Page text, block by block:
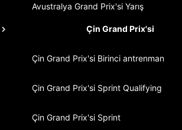
Avustralya Grand Prix'si Yarış
Çin Grand Prix'si
Çin Grand Prix'si Birinci antrenman
Çin Grand Prix'si Sprint Qualifying
Çin Grand Prix'si Sprint